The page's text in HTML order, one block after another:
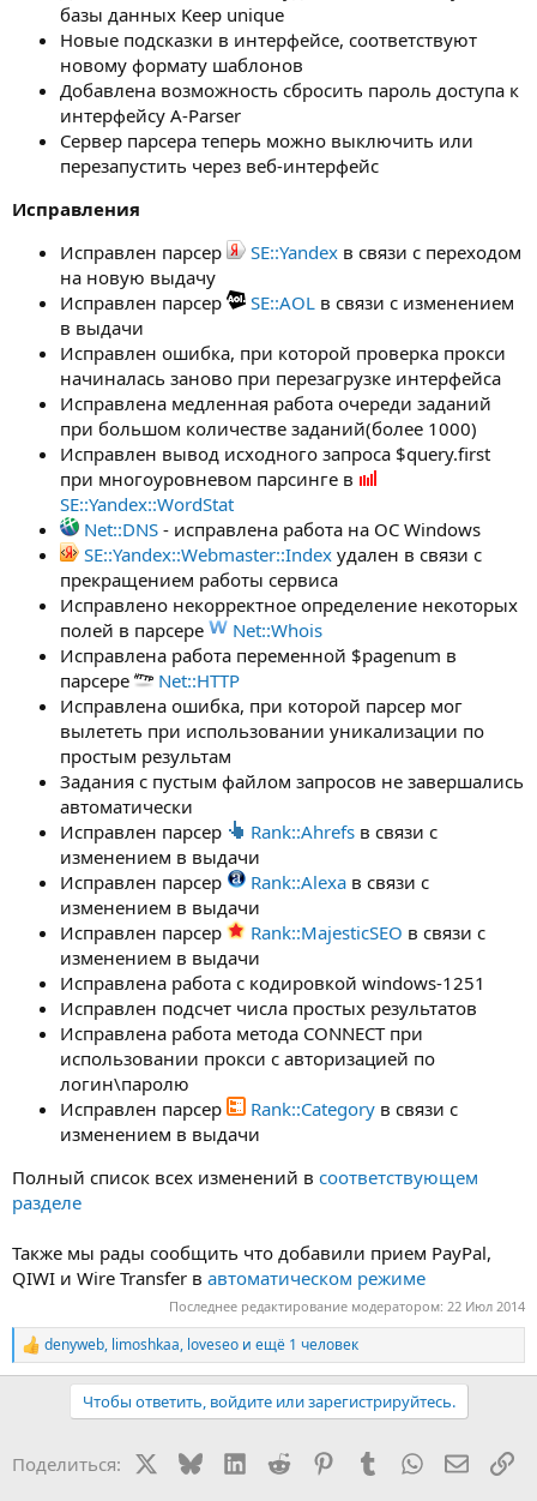
базы данных Keep unique
Новые подсказки в интерфейсе, соответствуют
новому формату шаблонов
Добавлена возможность сбросить пароль доступа к
интерфейсу A-Parser
Сервер парсера теперь можно выключить или
перезапустить через веб-интерфейс
Исправления
Исправлен парсер
SE::Yandex в связи с переходом
на новую выдачу
Исправлен парсер
SE::AOL в связи с изменением
в выдачи
Исправлен ошибка, при которой проверка прокси
начиналась заново при перезагрузке интерфейса
Исправлена медленная работа очереди заданий
при большом количестве заданий(более 1000)
Исправлен вывод исходного запроса $query.first
при многоуровневом парсинге в
SE::Yandex::WordStat
Net::DNS - исправлена работа на ОС Windows
SE::Yandex::Webmaster::Index удален в связи с
прекращением работы сервиса
Исправлено некорректное определение некоторых
полей в парсере
Net::Whois
Исправлена работа переменной $pagenum в
парсере
Net::HTTP
Исправлена ошибка, при которой парсер мог
вылететь при использовании уникализации по
простым результам
Задания с пустым файлом запросов не завершались
автоматически
Исправлен парсер
Rank::Ahrefs в связи с
изменением в выдачи
Исправлен парсер
Rank::Alexa в связи с
изменением в выдачи
Исправлен парсер
Rank::MajesticSEO в связи с
изменением в выдачи
Исправлена работа с кодировкой windows-1251
Исправлен подсчет числа простых результатов
Исправлена работа метода CONNECT при
использовании прокси с авторизацией по
логин\паролю
Исправлен парсер
Rank::Category в связи с
изменением в выдачи
Полный список всех изменений в соответствующем
разделе
Также мы рады сообщить что добавили прием PayPal,
QIWI и Wire Transfer в автоматическом режиме
Последнее редактирование модератором: 22 Июл 2014
Р
е
и
denyweb, limoshkaa, loveseo и ещё 1 человек
Чтобы ответить, войдите или зарегистрируйтесь.
Поделиться: BlueskyLinkedIn
Reddit PinterestTumblr WhatsApp